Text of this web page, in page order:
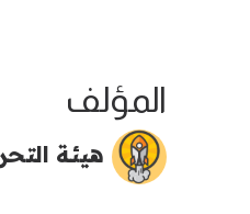
المؤلف
هيئة